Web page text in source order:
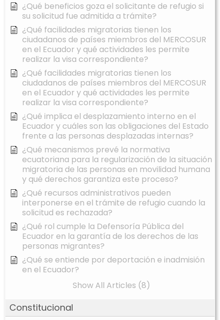
¿Qué beneficios goza el solicitante de refugio si
su solicitud fue admitida a trámite?
¿Qué facilidades migratorias tienen los
ciudadanos de países miembros del MERCOSUR
en el Ecuador y qué actividades les permite
realizar la visa correspondiente?
¿Qué facilidades migratorias tienen los
ciudadanos de países miembros del MERCOSUR
en el Ecuador y qué actividades les permite
realizar la visa correspondiente?
¿Qué implica el desplazamiento interno en el
Ecuador y cuáles son las obligaciones del Estado
frente a las personas desplazadas internas?
¿Qué mecanismos prevé la normativa
ecuatoriana para la regularización de la situación
migratoria de las personas en movilidad humana
y qué derechos garantiza este proceso?
¿Qué recursos administrativos pueden
interponerse en el trámite de refugio cuando la
solicitud es rechazada?
¿Qué rol cumple la Defensoría Pública del
Ecuador en la garantía de los derechos de las
personas migrantes?
¿Qué se entiende por deportación e inadmisión
en el Ecuador?
Show All Articles (8)
Constitucional